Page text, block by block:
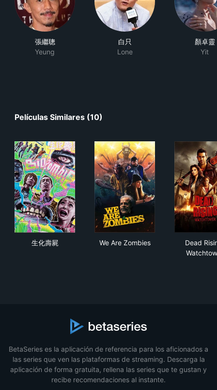
張繼聰
Yeung
白只
Lone
顏卓靈
Yit
Películas Similares (10)
生化壽屍 We Are Zombies
Dead
BetaSeries es la aplicación de referencia para los aficionados a
las series que ven las plataformas de streaming. Descarga la
aplicación de forma gratuita, rellena las series que te gustan y
recibe recomendaciones al instante.